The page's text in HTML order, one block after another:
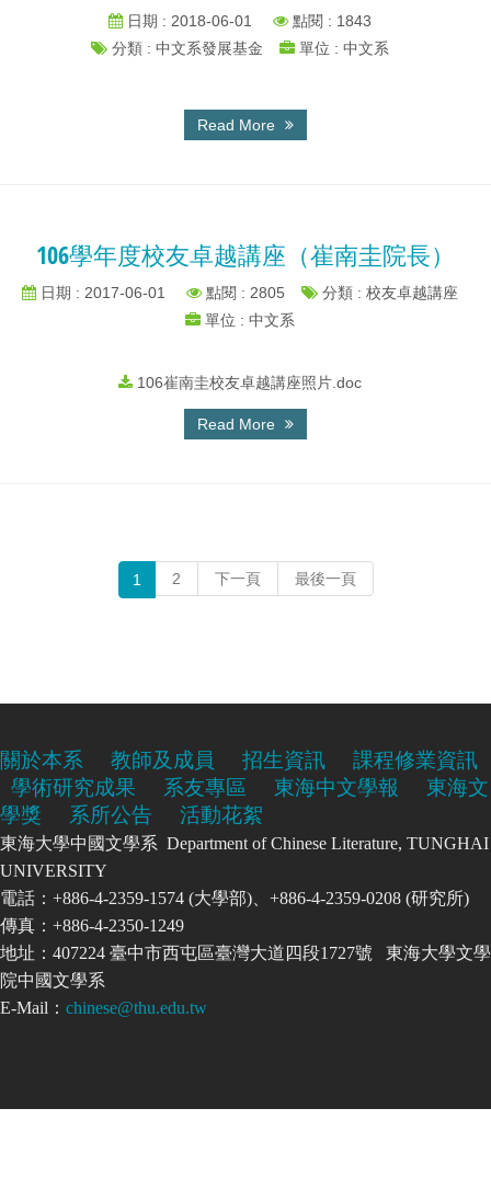
日期 : 2018-06-01
點閱 : 1843
分類 : 中文系發展基金
單位 : 中文系
Read More
106學年度校友卓越講座（崔南圭院長）
日期 : 2017-06-01 點閱 : 2805
分類 : 校友卓越講座
單位 : 中文系
106崔南圭校友卓越講座照片.doc
Read More
1 2 下一頁 最後一頁
關於本系 教師及成員 招生資訊
課程修業資訊
學術研究成果
系友專區 東海中文學報
東海文
學獎
系所公告 活動花絮
東海大學中國文學系 Department of Chinese Literature, TUNGHAI
UNIVERSITY
電話：+886-4-2359-1574 (大學部)、+886-4-2359-0208 (研究所)
傳真：+886-4-2350-1249
地址：407224 臺中市西屯區臺灣大道四段1727號 東海大學文學
院中國文學系
E-Mail： chinese@thu.edu.tw